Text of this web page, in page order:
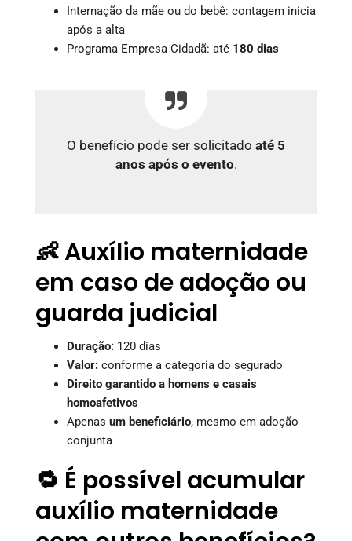
Internação da mãe ou do bebê: contagem inicia
após a alta
Programa Empresa Cidadã: até 180 dias
O benefício pode ser solicitado até 5
anos após o evento.
👶 Auxílio maternidade
em caso de adoção ou
guarda judicial
Duração: 120 dias
Valor: conforme a categoria do segurado
Direito garantido a homens e casais
homoafetivos
Apenas um beneficiário, mesmo em adoção
conjunta
🔁 É possível acumular
auxílio maternidade